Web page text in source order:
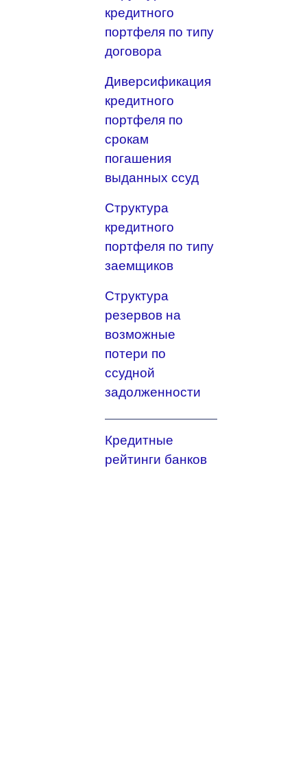
кредитного
портфеля по типу
договора
Диверсификация
кредитного
портфеля по
срокам
погашения
выданных ссуд
Структура
кредитного
портфеля по типу
заемщиков
Структура
резервов на
возможные
потери по
ссудной
задолженности
Кредитные
рейтинги банков